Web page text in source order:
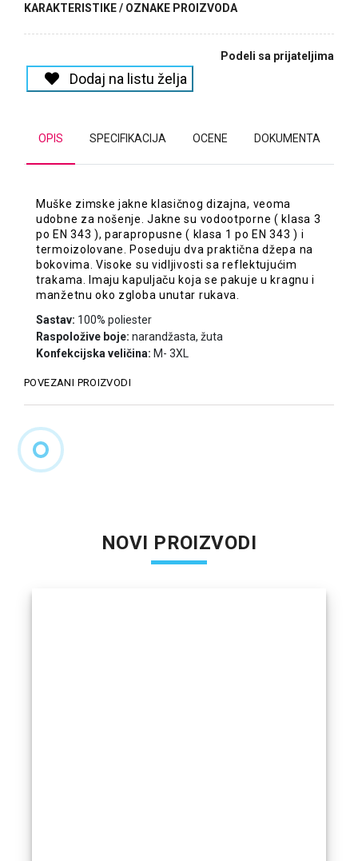
KARAKTERISTIKE / OZNAKE PROIZVODA
Podeli sa prijateljima
Dodaj na listu želja
OPIS SPECIFIKACIJA OCENE DOKUMENTA
Muške zimske jakne klasičnog dizajna, veoma
udobne za nošenje. Jakne su vodootporne ( klasa 3
po EN 343 ), parapropusne ( klasa 1 po EN 343 ) i
termoizolovane. Poseduju dva praktična džepa na
bokovima. Visoke su vidljivosti sa reflektujućim
trakama. Imaju kapuljaču koja se pakuje u kragnu i
manžetnu oko zgloba unutar rukava.
Sastav: 100% poliester
Raspoložive boje: narandžasta, žuta
Konfekcijska veličina: M- 3XL
POVEZANI PROIZVODI
NOVI PROIZVODI